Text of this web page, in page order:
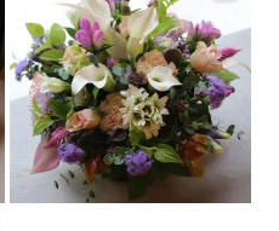
Flower Arrangement ¥8800
#フラワーギフト
...